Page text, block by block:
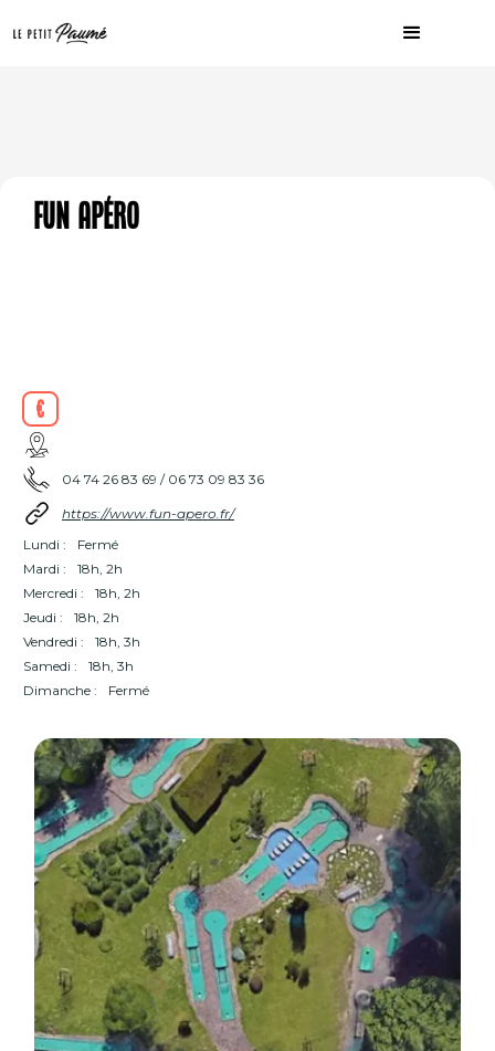
Fun Apéro
€
04 74 26 83 69 / 06 73 09 83 36
https://www.fun-apero.fr/
Lundi :
Fermé
Mardi :
18h, 2h
Mercredi :
18h, 2h
Jeudi :
18h, 2h
Vendredi :
18h, 3h
Samedi :
18h, 3h
Dimanche :
Fermé